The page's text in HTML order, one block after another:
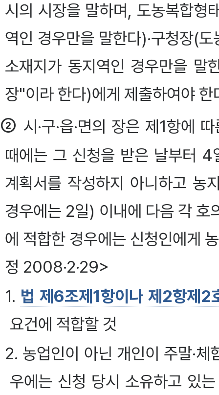
시의 시장을 말하며, 도농복합형
역인 경우만을 말한다)·구청장(
소재지가 동지역인 경우만을 말
장"이라 한다)에게 제출하여야 한
② 시·구·읍·면의 장은 제1항에
때에는 그 신청을 받은 날부터
계획서를 작성하지 아니하고 농
경우에는 2일) 이내에 다음 각 호
에 적합한 경우에는 신청인에게
정 2008·2·29>
1. 법 제6조제1항이나 제2항제2
요건에 적합할 것
2. 농업인이 아닌 개인이 주말·
우에는 신청 당시 소유하고 있